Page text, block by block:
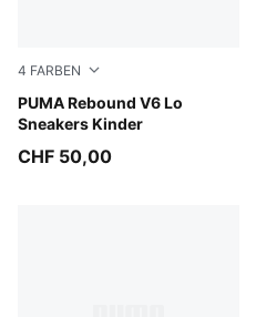
4 FARBEN
PUMA Rebound V6 Lo
Sneakers Kinder
PUMA White-PUMA Black
CHF 50,00